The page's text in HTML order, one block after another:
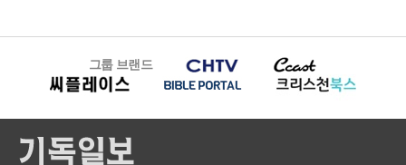
그룹 브랜드